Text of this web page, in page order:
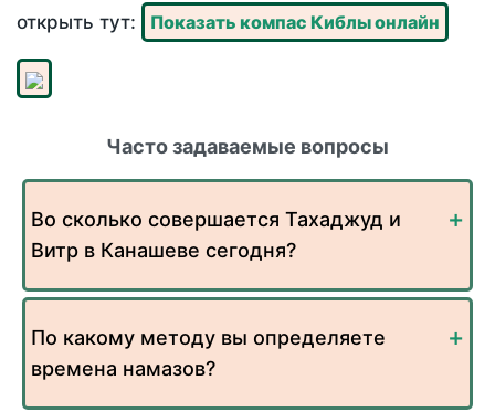
открыть тут:
Показать компас Киблы онлайн
Часто задаваемые вопросы
Во сколько совершается Тахаджуд и
Витр в Канашеве сегодня?
По какому методу вы определяете
времена намазов?